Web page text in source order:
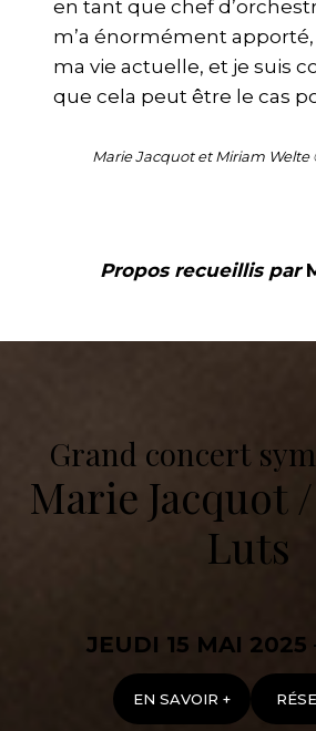
en tant que chef
m’a énormément
ma vie actuelle, et je suis
que cela peut être le cas
Marie Jacquot et Miriam Welte
Propos recueillis par
Grand concert
Marie Jacquot
Luts
JEUDI 15 MAI 2025
EN SAVOIR +